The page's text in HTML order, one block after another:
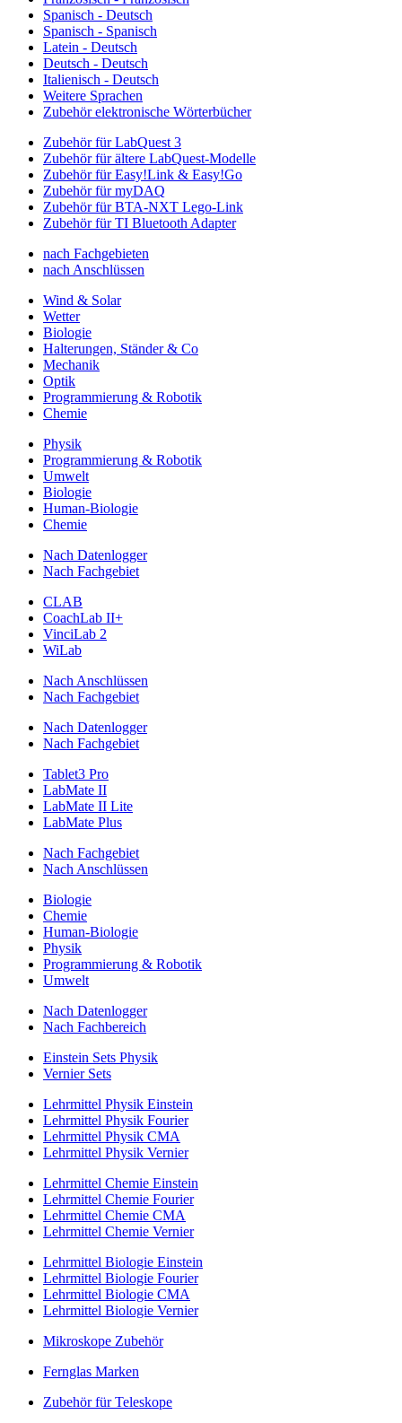
Spanisch - Deutsch
Spanisch - Spanisch
Latein - Deutsch
Deutsch - Deutsch
Italienisch - Deutsch
Weitere Sprachen
Zubehör elektronische Wörterbücher
Zubehör für LabQuest 3
Zubehör für ältere LabQuest-Modelle
Zubehör für Easy!Link & Easy!Go
Zubehör für myDAQ
Zubehör für BTA-NXT Lego-Link
Zubehör für TI Bluetooth Adapter
nach Fachgebieten
nach Anschlüssen
Wind & Solar
Wetter
Biologie
Halterungen, Ständer & Co
Mechanik
Optik
Programmierung & Robotik
Chemie
Physik
Programmierung & Robotik
Umwelt
Biologie
Human-Biologie
Chemie
Nach Datenlogger
Nach Fachgebiet
CLAB
CoachLab II+
VinciLab 2
WiLab
Nach Anschlüssen
Nach Fachgebiet
Nach Datenlogger
Nach Fachgebiet
Tablet3 Pro
LabMate II
LabMate II Lite
LabMate Plus
Nach Fachgebiet
Nach Anschlüssen
Biologie
Chemie
Human-Biologie
Physik
Programmierung & Robotik
Umwelt
Nach Datenlogger
Nach Fachbereich
Einstein Sets Physik
Vernier Sets
Lehrmittel Physik Einstein
Lehrmittel Physik Fourier
Lehrmittel Physik CMA
Lehrmittel Physik Vernier
Lehrmittel Chemie Einstein
Lehrmittel Chemie Fourier
Lehrmittel Chemie CMA
Lehrmittel Chemie Vernier
Lehrmittel Biologie Einstein
Lehrmittel Biologie Fourier
Lehrmittel Biologie CMA
Lehrmittel Biologie Vernier
Mikroskope Zubehör
Fernglas Marken
Zubehör für Teleskope